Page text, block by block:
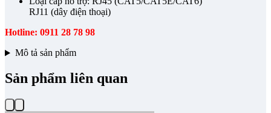
RJ11 (dây điện thoại)
Hotline: 0911 28 78 98
Mô tả sản phẩm
Sản phẩm liên quan